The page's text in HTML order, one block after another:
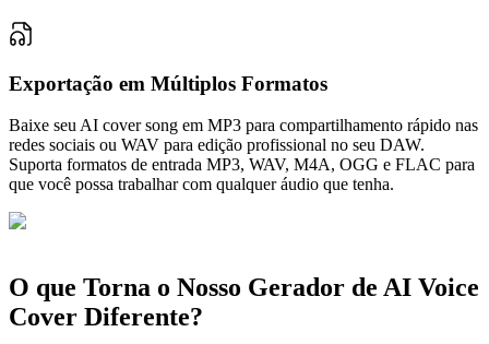
Exportação em Múltiplos Formatos
Baixe seu AI cover song em MP3 para compartilhamento rápido nas
redes sociais ou WAV para edição profissional no seu DAW.
Suporta formatos de entrada MP3, WAV, M4A, OGG e FLAC para
que você possa trabalhar com qualquer áudio que tenha.
O que Torna o Nosso Gerador de AI Voice
Cover Diferente?